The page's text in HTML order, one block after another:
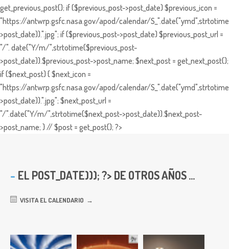
get_previous_post(); if ($previous_post->post_date) $previous_icon =
"https://antwrp.gsfc.nasa.gov/apod/calendar/
>post_date)).".jpg"; if ($previous_post->post_date) $previous_post_url =
"/". date("Y/m/",strtotime($previous_post-
>post_date)).$previous_post->post_name; $next_post = get_next_post();
if ($next_post) { $next_icon =
"https://antwrp.gsfc.nasa.gov/apod/calendar/
>post_date)).".jpg"; $next_post_url =
"/".date("Y/m/",strtotime($next_post->post_date)).$next_post-
>post_name; } // $post = get_post(); ?>
EL POST_DATE))); ?> DE OTROS AÑOS ...
VISITA EL CALENDARIO